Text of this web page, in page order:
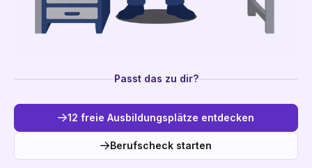
Passt das zu dir?
12 freie Ausbildungsplätze entdecken
Berufscheck starten